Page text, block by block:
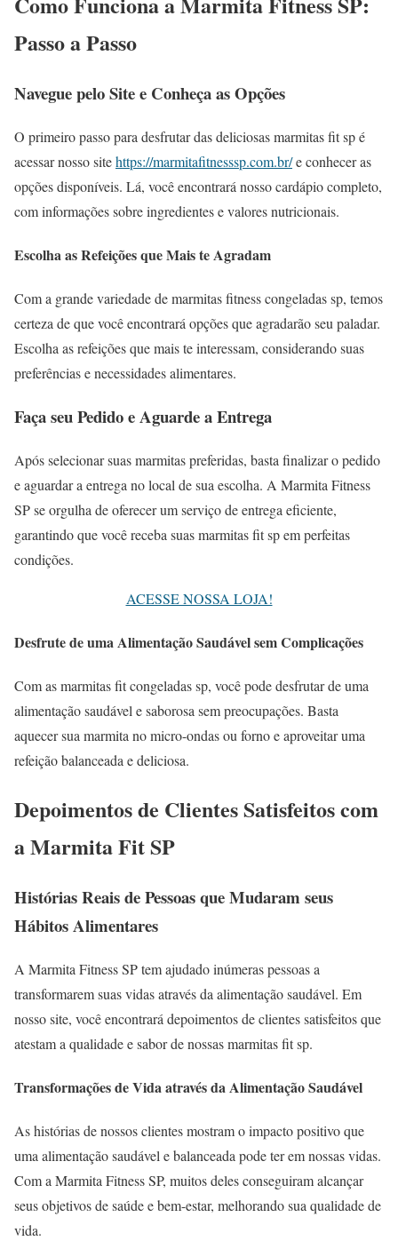
Passo a Passo
Navegue pelo Site e Conheça as Opções
O primeiro passo para desfrutar das deliciosas marmitas fit sp é
acessar nosso sitehttps://marmitafitnesssp.com.br/e conhecer as
opções disponíveis. Lá, você encontrará nosso cardápio completo,
com informações sobre ingredientes e valores nutricionais.
Escolha as Refeições que Mais te Agradam
Com a grande variedade de marmitas fitness congeladas sp, temos
certeza de que você encontrará opções que agradarão seu paladar.
Escolha as refeições que mais te interessam, considerando suas
preferências e necessidades alimentares.
Faça seu Pedido e Aguarde a Entrega
Após selecionar suas marmitas preferidas, basta finalizar o pedido
e aguardar a entrega no local de sua escolha. A Marmita Fitness
SP se orgulha de oferecer um serviço de entrega eficiente,
garantindo que você receba suas marmitas fit sp em perfeitas
condições.
ACESSE NOSSA LOJA!
Desfrute de uma Alimentação Saudável sem Complicações
Com as marmitas fit congeladas sp, você pode desfrutar de uma
alimentação saudável e saborosa sem preocupações. Basta
aquecer sua marmita no micro-ondas ou forno e aproveitar uma
refeição balanceada e deliciosa.
Depoimentos de Clientes Satisfeitos com
a Marmita Fit SP
Histórias Reais de Pessoas que Mudaram seus
Hábitos Alimentares
A Marmita Fitness SP tem ajudado inúmeras pessoas a
transformarem suas vidas através da alimentação saudável. Em
nosso site, você encontrará depoimentos de clientes satisfeitos que
atestam a qualidade e sabor de nossas marmitas fit sp.
Transformações de Vida através da Alimentação Saudável
As histórias de nossos clientes mostram o impacto positivo que
uma alimentação saudável e balanceada pode ter em nossas vidas.
Com a Marmita Fitness SP, muitos deles conseguiram alcançar
seus objetivos de saúde e bem-estar, melhorando sua qualidade de
vida.